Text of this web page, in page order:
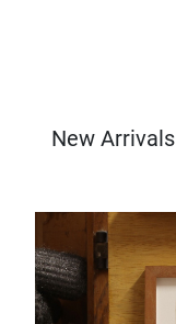
New Arrivals